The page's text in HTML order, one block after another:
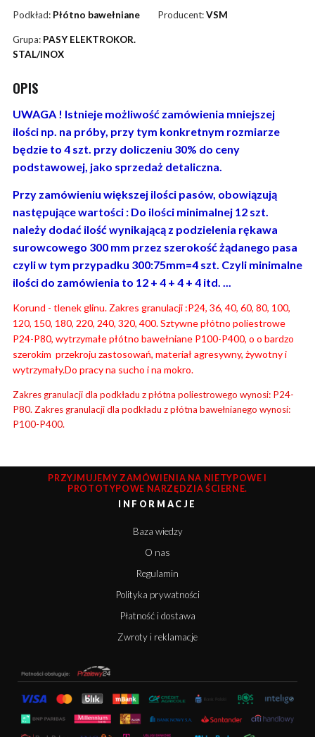
Podkład: Płótno bawełniane Producent:VSM
Grupa: PASY ELEKTROKOR.
STAL/INOX
OPIS
UWAGA ! Istnieje możliwość zamówienia mniejszej
ilości np. na próby, przy tym konkretnym rozmiarze
będzie to 4 szt. przy doliczeniu 30% do ceny
podstawowej, jako sprzedaż detaliczna.
Przy zamówieniu większej ilości pasów, obowiązują
następujące wartości : Do ilości minimalnej 12 szt.
należy dodać ilość wynikającą z podzielenia rękawa
surowcowego 300 mm przez szerokość żądanego pasa
czyli w tym przypadku 300:75mm=4 szt. Czyli minimalne
ilości do zamówienia to 12 + 4 + 4 + 4 itd. ...
Korund - tlenek glinu. Zakres granulacji :P24, 36, 40, 60, 80, 100,
120, 150, 180, 220, 240, 320, 400. Sztywne płótno poliestrowe
P24-P80, wytrzymałe płótno bawełniane P100-P400, o o bardzo
szerokim przekroju zastosowań, materiał agresywny, żywotny i
wytrzymały.Do pracy na sucho i na mokro.
Zakres granulacji dla podkładu z płótna poliestrowego wynosi: P24-
P80. Zakres granulacji dla podkładu z płótna bawełnianego wynosi:
P100-P400.
PRZYJMUJEMY ZAMÓWIENIA NA NIETYPOWE I
PROTOTYPOWE NARZĘDZIA ŚCIERNE.
INFORMACJE
Baza wiedzy
O nas
Regulamin
Polityka prywatności
Płatność i dostawa
Zwroty i reklamacje